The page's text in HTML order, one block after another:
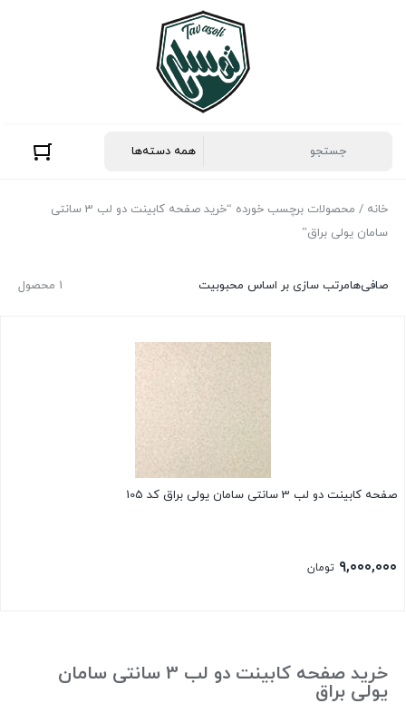
خانه
/ محصولات برچسب خورده “خرید صفحه کابینت دو لب 3 سانتی
سامان یولی براق”
1 محصول صافی‌هامرتب سازی بر اساس محبوبیت
صفحه کابینت دو لب 3 سانتی سامان یولی براق کد 105
۹,۰۰۰,۰۰۰ تومان
خرید صفحه کابینت دو لب 3 سانتی سامان
یولی براق